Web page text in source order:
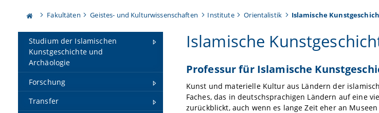
Fakultäten Geistes- und Kulturwissenschaften Institute Orientalistik Islamische
Studium der Islamischen
Kunstgeschichte und
Archäologie
Forschung
Transfer
Islamische
Professur für Islamische
Kunst und materielle Kultur aus Ländern der
Faches, das in deutschsprachigen Ländern auf eine
zurückblickt, auch wenn es lange Zeit eher an